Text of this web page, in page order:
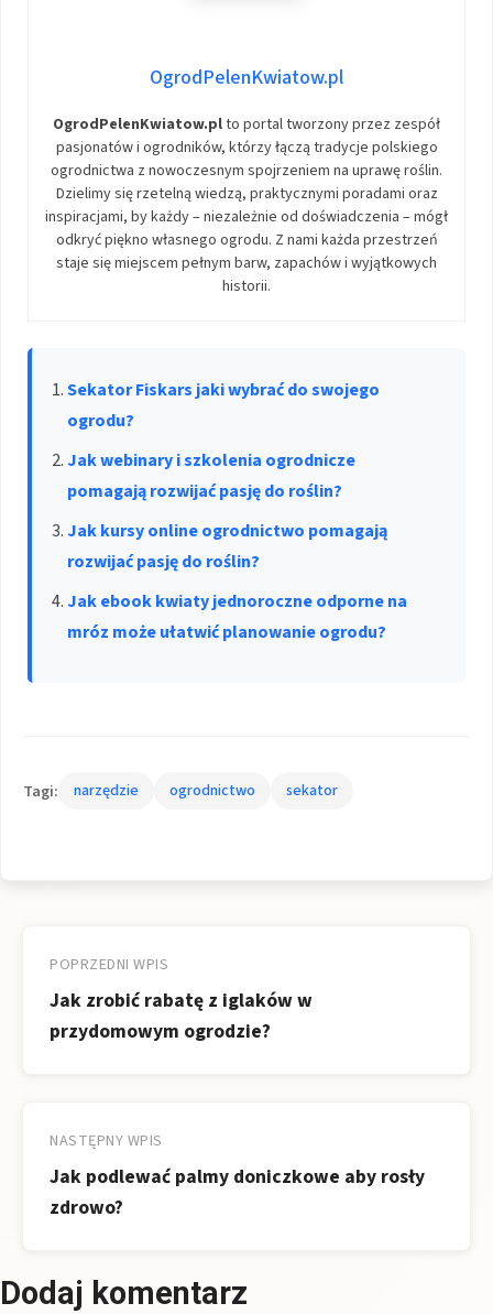
OgrodPelenKwiatow.pl
OgrodPelenKwiatow.plto portal tworzony przez zespół
pasjonatów i ogrodników, którzy łączą tradycje polskiego
ogrodnictwa z nowoczesnym spojrzeniem na uprawę roślin.
Dzielimy się rzetelną wiedzą, praktycznymi poradami oraz
inspiracjami, by każdy – niezależnie od doświadczenia – mógł
odkryć piękno własnego ogrodu. Z nami każda przestrzeń
staje się miejscem pełnym barw, zapachów i wyjątkowych
historii.
Sekator Fiskars jaki wybrać do swojego
ogrodu?
Jak webinary i szkolenia ogrodnicze
pomagają rozwijać pasję do roślin?
Jak kursy online ogrodnictwo pomagają
rozwijać pasję do roślin?
Jak ebook kwiaty jednoroczne odporne na
mróz może ułatwić planowanie ogrodu?
Tagi: narzędzie ogrodnictwo sekator
wpisu
POPRZEDNI WPIS
Jak zrobić rabatę z iglaków w
przydomowym ogrodzie?
NASTĘPNY WPIS
Jak podlewać palmy doniczkowe aby rosły
zdrowo?
Dodaj komentarz